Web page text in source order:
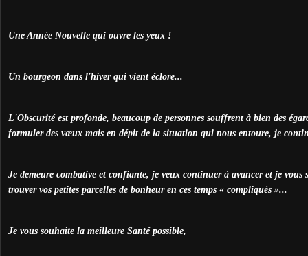
Une Année Nouvelle qui ouvre les yeux !
Un bourgeon dans l'hiver qui vient éclore...
L'Obscurité est profonde, beaucoup de personnes souffrent à bien des
formuler des vœux mais en dépit de la situation qui nous entoure, je
Je demeure combative et confiante, je veux continuer à avancer et je vous
trouver vos petites parcelles de bonheur en ces temps « compliqués »...
Je vous souhaite la meilleure Santé possible,